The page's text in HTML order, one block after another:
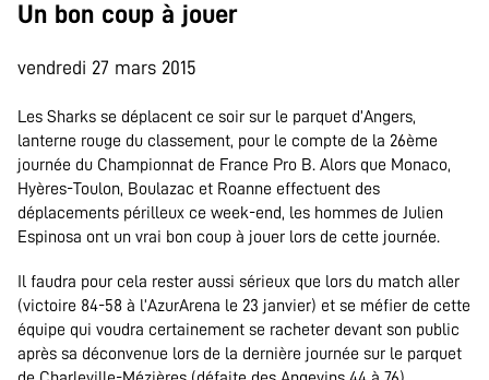
Un bon coup à jouer
vendredi 27 mars 2015
Les Sharks se déplacent ce soir sur le parquet d’Angers,
lanterne rouge du classement, pour le compte de la 26ème
journée du Championnat de France Pro B. Alors que Monaco,
Hyères-Toulon, Boulazac et Roanne effectuent des
déplacements périlleux ce week-end, les hommes de Julien
Espinosa ont un vrai bon coup à jouer lors de cette journée.
Il faudra pour cela rester aussi sérieux que lors du match aller
(victoire 84-58 à l’AzurArena le 23 janvier) et se méfier de cette
équipe qui voudra certainement se racheter devant son public
après sa déconvenue lors de la dernière journée sur le parquet